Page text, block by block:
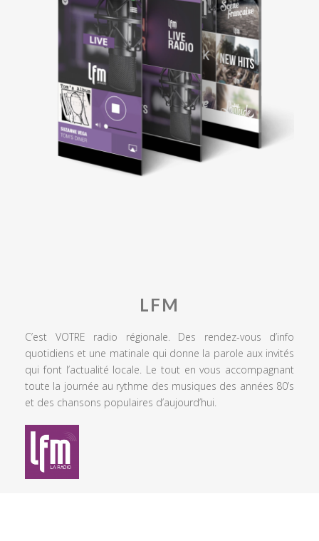
LFM
C’est VOTRE radio régionale. Des rendez-vous d’info
quotidiens et une matinale qui donne la parole aux invités
qui font l’actualité locale. Le tout en vous accompagnant
toute la journée au rythme des musiques des années 80’s
et des chansons populaires d’aujourd’hui.